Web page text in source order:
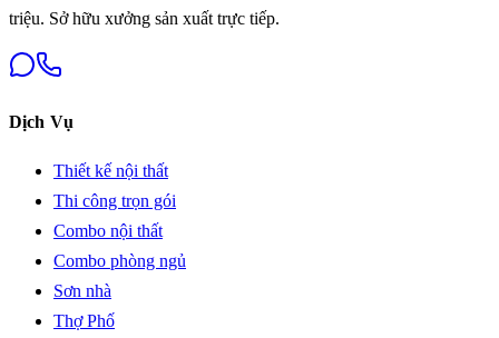
triệu. Sở hữu xưởng sản xuất trực tiếp.
Dịch Vụ
Thiết kế nội thất
Thi công trọn gói
Combo nội thất
Combo phòng ngủ
Sơn nhà
Thợ Phố